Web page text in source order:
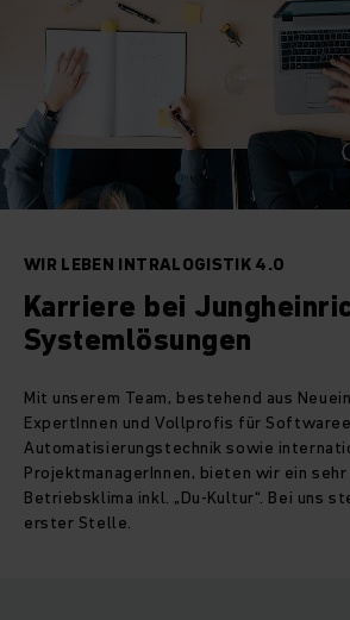
WIR LEBEN INTRALOGISTIK 4.0
Karriere bei
Systemlösungen
Mit unserem Team, bestehend aus
ExpertInnen und Vollprofis für
Automatisierungstechnik sowie
ProjektmanagerInnen, bieten wir ein
Betriebsklima inkl. „Du-Kultur“. Bei uns
erster Stelle.